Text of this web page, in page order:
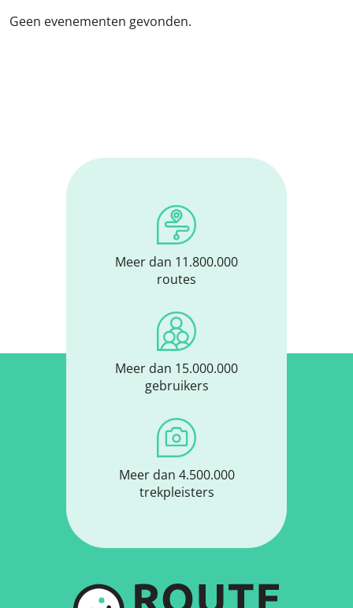
Geen evenementen gevonden.
Meer dan 11.800.000
routes
Meer dan 15.000.000
gebruikers
Meer dan 4.500.000
trekpleisters